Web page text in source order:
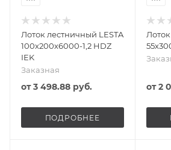
Лоток лестничный LESTA
100х200х6000-1,2 HDZ
IEK
Заказная
от3 498.88 руб.
ПОДРОБНЕЕ
от2